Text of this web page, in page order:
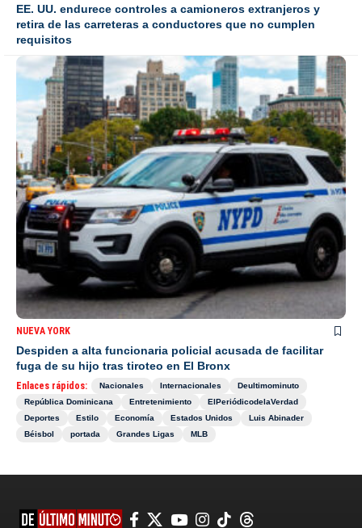
EE. UU. endurece controles a camioneros extranjeros y
retira de las carreteras a conductores que no cumplen
requisitos
NUEVA YORK
Despiden a alta funcionaria policial acusada de facilitar
fuga de su hijo tras tiroteo en El Bronx
Enlaces rápidos: Nacionales Internacionales
Deultimominuto
República Dominicana
Entretenimiento
ElPeriódicodelaVerdad
Deportes
Estilo Economía Estados Unidos
Luis Abinader
Béisbol
portada Grandes Ligas MLB